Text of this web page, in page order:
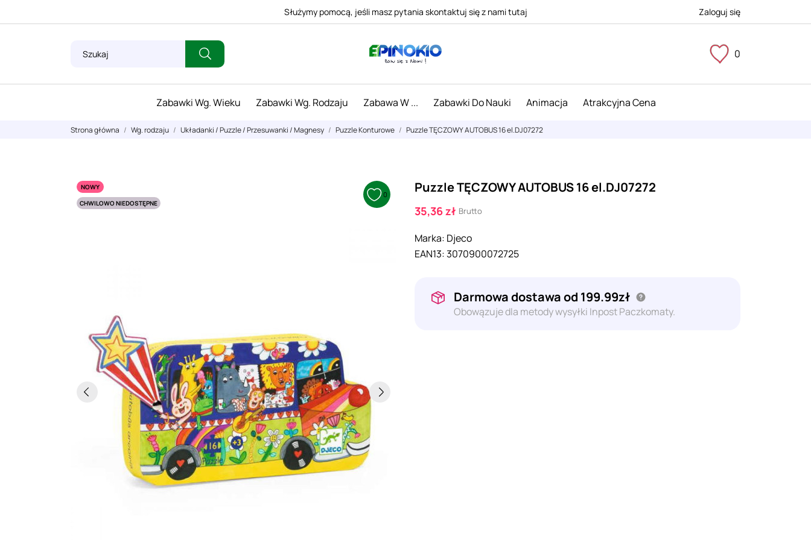
Służymy pomocą, jeśli masz pytania skontaktuj się z nami tutaj Zaloguj się
0
Zabawki Wg. Wieku Zabawki Wg. Rodzaju Zabawa W ... Zabawki Do Nauki Animacja Atrakcyjna Cena
Strona główna Wg. rodzaju Układanki / Puzzle / Przesuwanki / Magnesy Puzzle Konturowe Puzzle TĘCZOWY AUTOBUS 16 el.DJ07272
NOWY
CHWILOWO NIEDOSTĘPNE
0 Puzzle TĘCZOWY AUTOBUS 16 el.DJ07272
35,36 zł Brutto
Marka: Djeco
EAN13:3070900072725
Darmowa dostawa od 199.99zł
Obowązuje dla metody wysyłki Inpost Paczkomaty.